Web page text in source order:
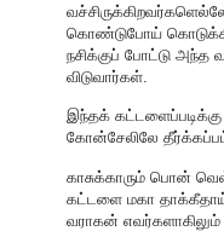
கொண்டுபோய்
நசிக்குப் போட்டு அந்த
விடுவார்கள்.
இந்தக்
கோன்சேலிலே
காசுக்காரும் பொன்
கட்டளை மகா
வராகன்